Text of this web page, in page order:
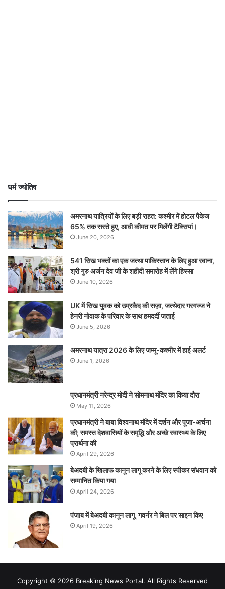
धर्म ज्योतिष
अमरनाथ यात्रियों के लिए बड़ी राहत: कश्मीर में होटल पैकेज
65% तक सस्ते हुए, आधी कीमत पर मिलेंगी टैक्सियां।
June 20, 2026
541 सिख भक्तों का एक जत्था पाकिस्तान के लिए हुआ रवाना,
श्री गुरु अर्जन देव जी के शहीदी समारोह में लेंगे हिस्सा
June 10, 2026
UK में सिख युवक को उम्रकैद की सज़ा, जत्थेदार गरगज्ज ने
हेनरी नोवाक के परिवार के साथ हमदर्दी जताई
June 5, 2026
अमरनाथ यात्रा 2026 के लिए जम्मू-कश्मीर में हाई अलर्ट
June 1, 2026
प्रधानमंत्री नरेन्‍द्र मोदी ने सोमनाथ मंदिर का किया दौरा
May 11, 2026
प्रधानमंत्री ने बाबा विश्वनाथ मंदिर में दर्शन और पूजा-अर्चना
की; समस्‍त देशवासियों के समृद्धि और अच्छे स्वास्थ्य के लिए
प्रार्थना की
April 29, 2026
बेअदबी के खिलाफ कानून लागू करने के लिए स्पीकर संधवान को
सम्मानित किया गया
April 24, 2026
पंजाब में बेअदबी कानून लागू, गवर्नर ने बिल पर साइन किए
April 19, 2026
Copyright © 2026 Breaking News Portal. All Rights Reserved